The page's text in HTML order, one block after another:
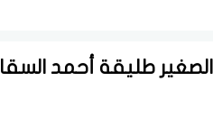
طليقة أحمد السقا